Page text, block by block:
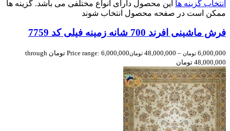
انتخاب گزینه ها این محصول دارای انواع مختلفی می باشد. گزینه ها
ممکن است در صفحه محصول انتخاب شوند
فرش ماشینی افرند 700 شانه زمینه فیلی کد 7759
6,000,000 تومان –
48,000,000 تومان
Price range: 6,000,000 تومان through
48,000,000 تومان